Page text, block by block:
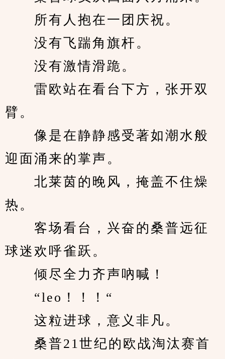
所有人抱在一团庆祝。
没有飞踹角旗杆。
没有激情滑跪。
雷欧站在看台下方，张开双
臂。
像是在静静感受著如潮水般
迎面涌来的掌声。
北莱茵的晚风，掩盖不住燥
热。
客场看台，兴奋的桑普远征
球迷欢呼雀跃。
倾尽全力齐声吶喊！
“leo！！！“
这粒进球，意义非凡。
桑普21世纪的欧战淘汰赛首